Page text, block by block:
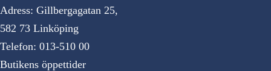
Adress: Gillbergagatan 25,
582 73 Linköping
Telefon: 013-510 00
Butikens öppettider